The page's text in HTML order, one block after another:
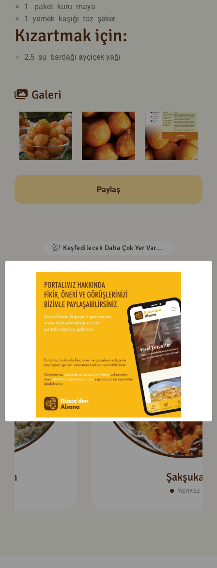
1 paket kuru maya
1 yemek kaşığı toz şeker
Kızartmak için:
2,5 su bardağı ayçiçek yağı
Galeri
Paylaş
Keşfedilecek Daha Çok Yer Var...
Daha Fazlasını Keşfet